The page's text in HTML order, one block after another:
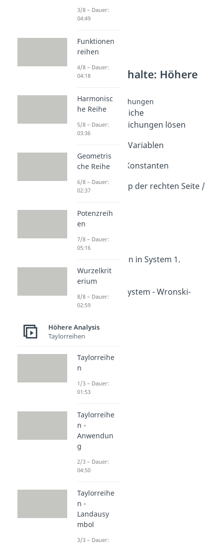
Weitere Inhalte: Höhere
Differentialgleichungen
Intro Gewöhnliche
Differentialgleichungen lösen
Dauer: 00:52
Trennung der Variablen
Dauer: 03:38
Variation der Konstanten
Ansatz vom Typ der rechten Seite /
Bernoulli DGL
Dauer: 03:30
Exakte DGL
Dauer: 07:02
Transformation in System 1.
Ordnung
Dauer: 03:29
Fundamentalsystem - Wronski-
Determinante
3/8 – Dauer:
04:49
Funktionen
reihen
4/8 – Dauer:
04:18
Harmonisc
he Reihe
5/8 – Dauer:
03:36
Geometris
che Reihe
6/8 – Dauer:
02:37
Potenzreih
en
7/8 – Dauer:
05:16
Wurzelkrit
erium
8/8 – Dauer:
02:59
Höhere Analysis
Taylorreihen
Taylorreihe
n
1/3 – Dauer:
01:53
Taylorreihe
n -
Anwendun
g
2/3 – Dauer:
04:50
Taylorreihe
n -
Landausy
mbol
3/3 – Dauer: